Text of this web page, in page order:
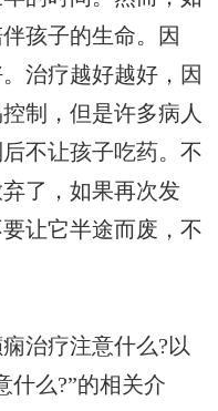
孩子的生命。因
治疗越好越好，因
制，但是许多病人
不让孩子吃药。不
了，如果再次发
让它半途而废，不
治疗注意什么?以
什么?”的相关介